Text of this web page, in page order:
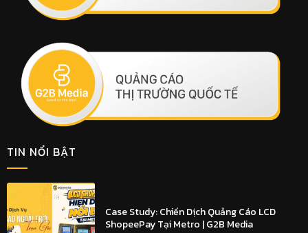
TIN NỔI BẬT
Case Study: Chiến Dịch Quảng Cáo LCD
ShopeePay Tại Metro | G2B Media